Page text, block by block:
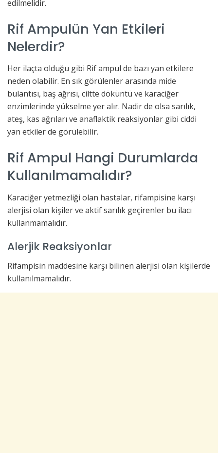
edilmelidir.
Rif Ampulün Yan Etkileri
Nelerdir?
Her ilaçta olduğu gibi Rif ampul de bazı yan etkilere
neden olabilir. En sık görülenler arasında mide
bulantısı, baş ağrısı, ciltte döküntü ve karaciğer
enzimlerinde yükselme yer alır. Nadir de olsa sarılık,
ateş, kas ağrıları ve anaflaktik reaksiyonlar gibi ciddi
yan etkiler de görülebilir.
Rif Ampul Hangi Durumlarda
Kullanılmamalıdır?
Karaciğer yetmezliği olan hastalar, rifampisine karşı
alerjisi olan kişiler ve aktif sarılık geçirenler bu ilacı
kullanmamalıdır.
Alerjik Reaksiyonlar
Rifampisin maddesine karşı bilinen alerjisi olan kişilerde
kullanılmamalıdır.